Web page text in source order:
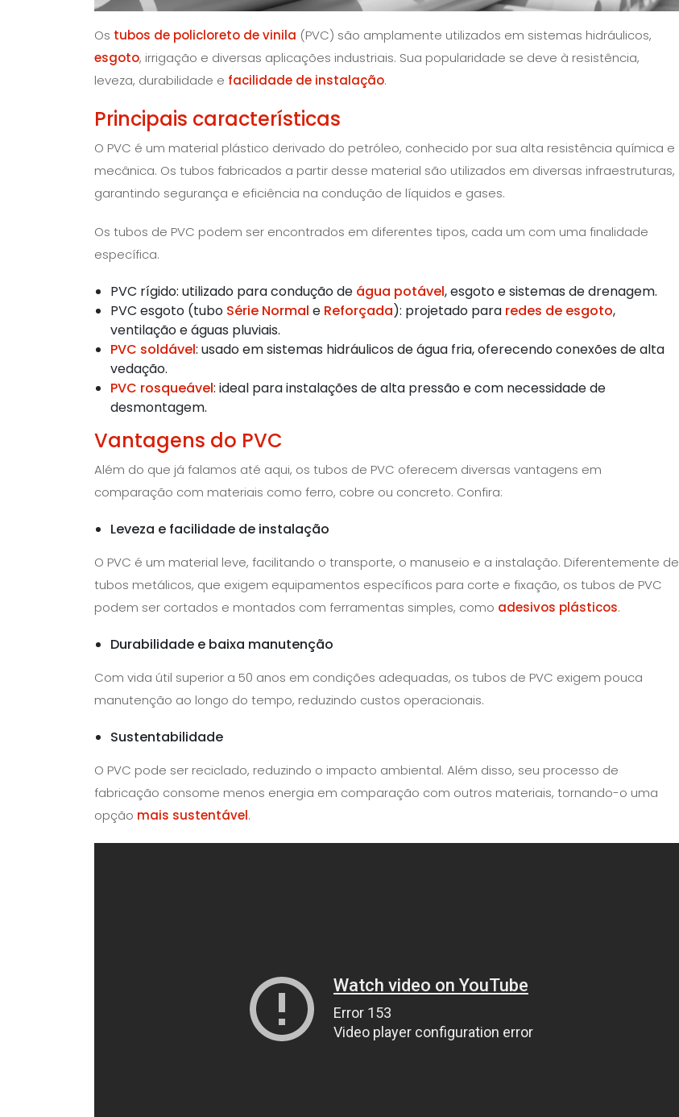
Os tubos de policloreto de vinila (PVC) são amplamente utilizados em sistemas hidráulicos,
esgoto, irrigação e diversas aplicações industriais. Sua popularidade se deve à resistência,
leveza, durabilidade e facilidade de instalação.
Principais características
O PVC é um material plástico derivado do petróleo, conhecido por sua alta resistência química e
mecânica. Os tubos fabricados a partir desse material são utilizados em diversas infraestruturas,
garantindo segurança e eficiência na condução de líquidos e gases.
Os tubos de PVC podem ser encontrados em diferentes tipos, cada um com uma finalidade
específica.
PVC rígido: utilizado para condução de água potável, esgoto e sistemas de drenagem.
PVC esgoto (tubo Série Normal e Reforçada): projetado para redes de esgoto,
ventilação e águas pluviais.
PVC soldável: usado em sistemas hidráulicos de água fria, oferecendo conexões de alta
vedação.
PVC rosqueável: ideal para instalações de alta pressão e com necessidade de
desmontagem.
Vantagens do PVC
Além do que já falamos até aqui, os tubos de PVC oferecem diversas vantagens em
comparação com materiais como ferro, cobre ou concreto. Confira:
Leveza e facilidade de instalação
O PVC é um material leve, facilitando o transporte, o manuseio e a instalação. Diferentemente de
tubos metálicos, que exigem equipamentos específicos para corte e fixação, os tubos de PVC
podem ser cortados e montados com ferramentas simples, como adesivos plásticos.
Durabilidade e baixa manutenção
Com vida útil superior a 50 anos em condições adequadas, os tubos de PVC exigem pouca
manutenção ao longo do tempo, reduzindo custos operacionais.
Sustentabilidade
O PVC pode ser reciclado, reduzindo o impacto ambiental. Além disso, seu processo de
fabricação consome menos energia em comparação com outros materiais, tornando-o uma
opção mais sustentável.